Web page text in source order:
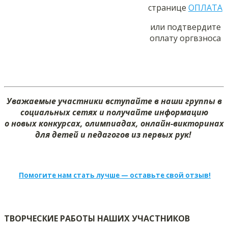
странице ОПЛАТА
или подтвердите
оплату оргвзноса
Уважаемые участники вступайте в наши группы в
социальных сетях и получайте информацию
о новых конкурсах, олимпиадах, онлайн-викторинах
для детей и педагогов из первых рук!
Помогите нам стать лучше — оставьте свой отзыв!
ТВОРЧЕСКИЕ РАБОТЫ НАШИХ УЧАСТНИКОВ